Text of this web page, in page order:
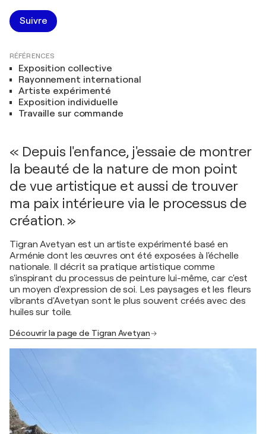
Suivre
RÉFÉRENCES
Exposition collective
Rayonnement international
Artiste expérimenté
Exposition individuelle
Travaille sur commande
« Depuis l'enfance, j'essaie de montrer
la beauté de la nature de mon point
de vue artistique et aussi de trouver
ma paix intérieure via le processus de
création. »
Tigran Avetyan est un artiste expérimenté basé en
Arménie dont les œuvres ont été exposées à l'échelle
nationale. Il décrit sa pratique artistique comme
s'inspirant du processus de peinture lui-même, car c'est
un moyen d'expression de soi. Les paysages et les fleurs
vibrants d'Avetyan sont le plus souvent créés avec des
huiles sur toile.
Découvrir la page de Tigran Avetyan